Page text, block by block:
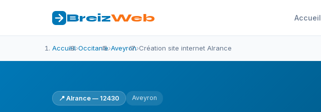
BreizWeb Accueil
Accueil›Occitanie›Aveyron›Création site internet Alrance
📍 Alrance — 12430 Aveyron